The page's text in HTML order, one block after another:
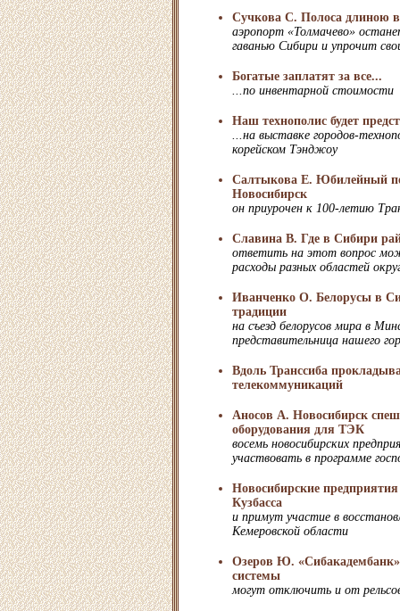
Сучкова С. Полоса длиною в
аэропорт «Толмачево»
гаванью Сибири и упрочит
Богатые заплатят за все...
...по инвентарной стоимости
Наш технополис будет
...на выставке городов-
корейском Тэнджоу
Салтыкова Е. Юбилейный
Новосибирск
он приурочен к 100-летию
Славина В. Где в Сибири
ответить на этот вопрос
расходы разных областей
Иванченко О. Белорусы в
традиции
на съезд белорусов мира в
представительница нашего
Вдоль Транссиба
телекоммуникаций
Аносов А. Новосибирск
оборудования для ТЭК
восемь новосибирских
участвовать в программе
Новосибирские предприятия
Кузбасса
и примут участие в
Кемеровской области
Озеров Ю.
системы
могут отключить и от